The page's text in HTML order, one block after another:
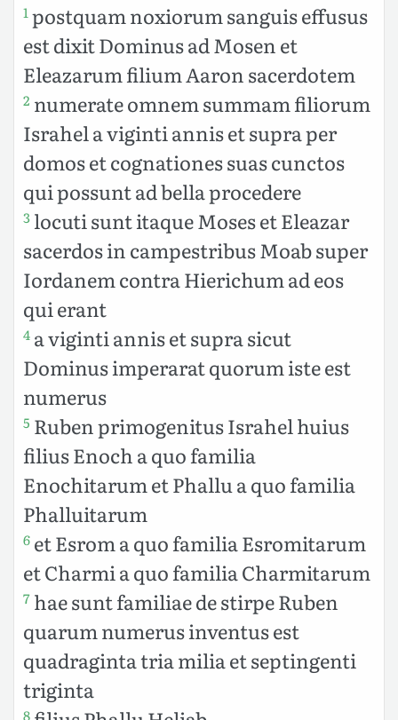
1postquam noxiorum sanguis effusus
est dixit Dominus ad Mosen et
Eleazarum filium Aaron sacerdotem
2 numerate omnem summam filiorum
Israhel a viginti annis et supra per
domos et cognationes suas cunctos
qui possunt ad bella procedere
3 locuti sunt itaque Moses et Eleazar
sacerdos in campestribus Moab super
Iordanem contra Hierichum ad eos
qui erant
4 a viginti annis et supra sicut
Dominus imperarat quorum iste est
numerus
5 Ruben primogenitus Israhel huius
filius Enoch a quo familia
Enochitarum et Phallu a quo familia
Phalluitarum
6 et Esrom a quo familia Esromitarum
et Charmi a quo familia Charmitarum
7 hae sunt familiae de stirpe Ruben
quarum numerus inventus est
quadraginta tria milia et septingenti
triginta
8